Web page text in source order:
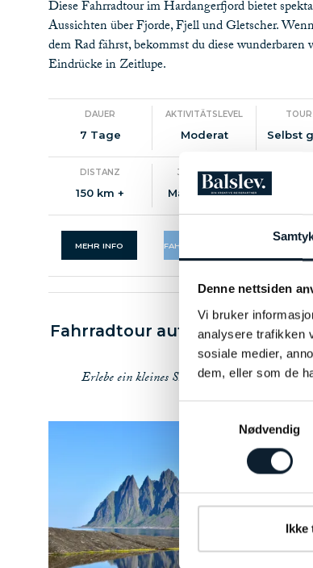
Denne nettsiden
Vi bruker
analysere trafikken
sosiale medier,
dem, eller som de
Nødvendig
Ikke
Diese Fahrradtour im Hardangerfjord bietet
Aussichten über Fjorde, Fjell und Gletscher.
dem Rad fährst, bekommst du diese wunderbaren
Eindrücke in Zeitlupe.
DAUER
7 Tage
AKTIVITÄTSLEVEL
Moderat Selbst
DISTANZ
150 km +
JAHRESZEIT
Mai - August
MEHR INFO FAHRRADTOUREN NOK
Fahrradtour auf der
Senja
Erlebe ein kleines Stück Nord-Norwegen